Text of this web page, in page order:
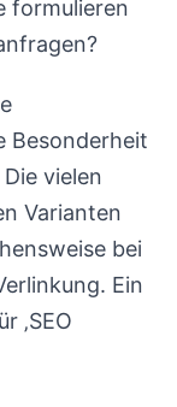
formulieren
Besonderheit
vielen
Varianten
bei
Ein
‚SEO